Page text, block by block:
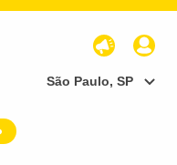
São Paulo, SP